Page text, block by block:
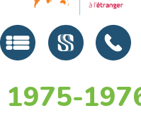
1975-